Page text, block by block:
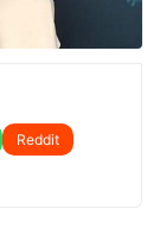
Reddit